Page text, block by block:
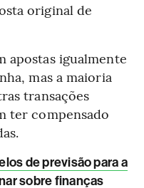
original de
apostas igualmente
mas a maioria
transações
ter compensado
de previsão para a
sobre finanças